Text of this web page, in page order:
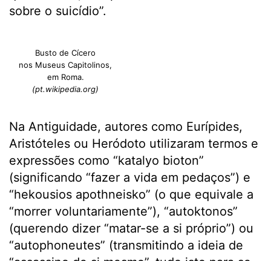
sobre o suicídio”.
Busto de Cícero
nos Museus Capitolinos,
em Roma.
(pt.wikipedia.org)
Na Antiguidade, autores como Eurípides,
Aristóteles ou Heródoto utilizaram termos e
expressões como “katalyo bioton”
(significando “fazer a vida em pedaços”) e
“hekousios apothneisko” (o que equivale a
“morrer voluntariamente”), “autoktonos”
(querendo dizer “matar-se a si próprio”) ou
“autophoneutes” (transmitindo a ideia de